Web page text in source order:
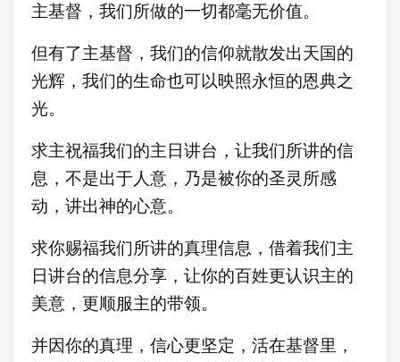
主基督，我们所做的一切都毫无价值。
但有了主基督，我们的信仰就散发出天国的
光辉，我们的生命也可以映照永恒的恩典之
光。
求主祝福我们的主日讲台，让我们所讲的信
息，不是出于人意，乃是被你的圣灵所感
动，讲出神的心意。
求你赐福我们所讲的真理信息，借着我们主
日讲台的信息分享，让你的百姓更认识主的
美意，更顺服主的带领。
并因你的真理，信心更坚定，活在基督里，